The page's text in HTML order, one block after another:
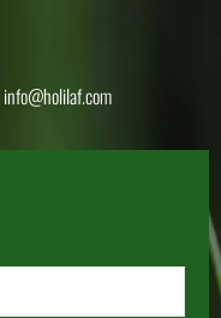
info@holilaf.com